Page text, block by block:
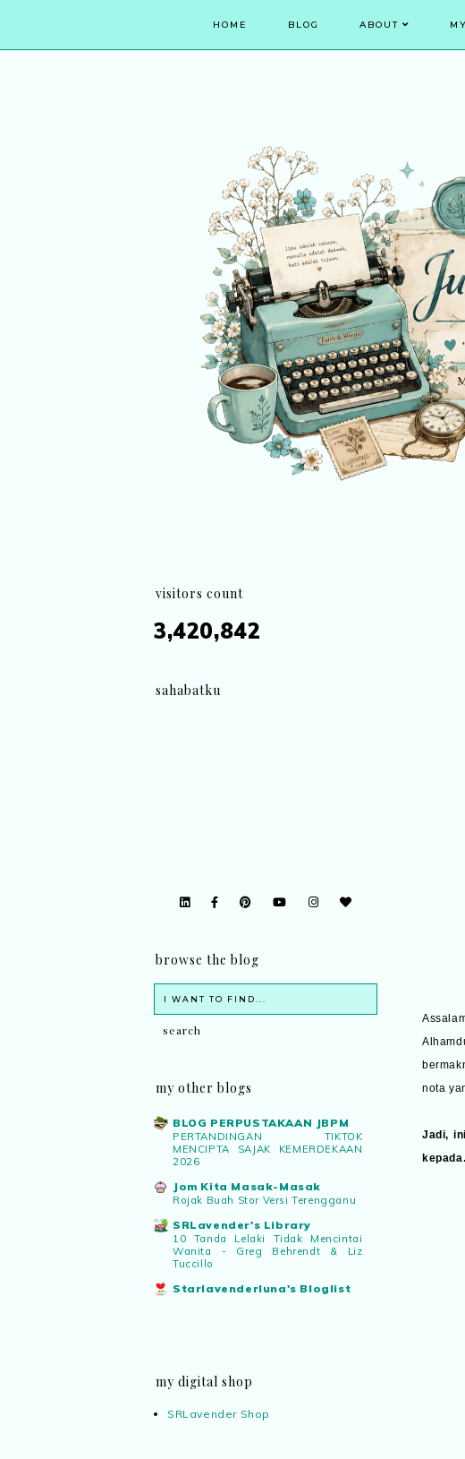
HOME BLOG ABOUT
nota
Jadi,
visitors count
3,420,842
sahabatku
browse the blog
my other blogs
BLOG PERPUSTAKAAN JBPM
PERTANDINGAN TIKTOK
MENCIPTA SAJAK KEMERDEKAAN
2026
Jom Kita Masak-Masak
Rojak Buah Stor Versi Terengganu
SRLavender's Library
10 Tanda Lelaki Tidak Mencintai
Wanita - Greg Behrendt & Liz
Tuccillo
Starlavenderluna's Bloglist
my digital shop
SRLavender Shop